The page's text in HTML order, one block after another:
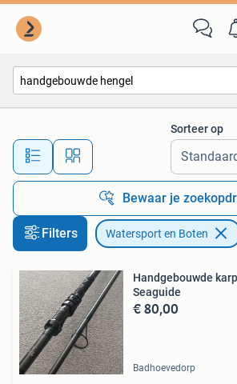
Alle afstanden…
Sorteer op
Bewaar je
Filters Watersport en Boten
Handgebouwde
Seaguide
€ 80,00
Badhoevedorp